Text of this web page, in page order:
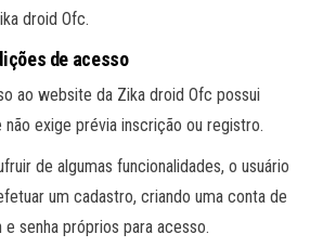
droid Ofc.
de acesso
ao website da Zika droid Ofc possui
exige prévia inscrição ou registro.
de algumas funcionalidades, o usuário
um cadastro, criando uma conta de
senha próprios para acesso.